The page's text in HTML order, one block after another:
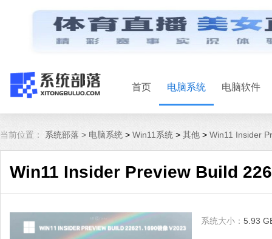
首页 电脑系统 电脑软件
当前位置： 系统部落 > 电脑系统 > Win11系统 > 其他 > Win11 Insider
Win11 Insider Preview Build
系统大小： 5.93